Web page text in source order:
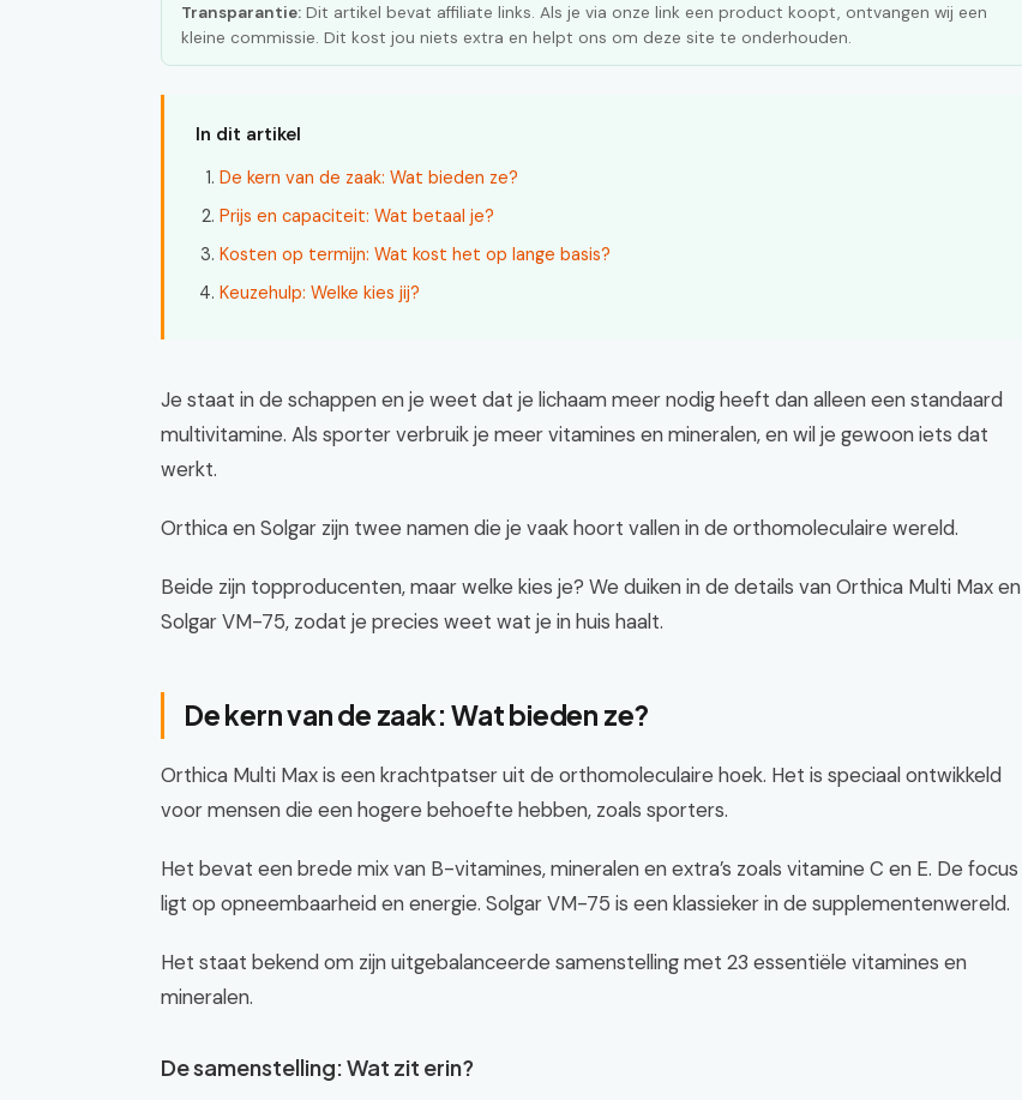
Transparantie: Dit artikel bevat affiliate links. Als je via onze link een product koopt, ontvangen wij een
kleine commissie. Dit kost jou niets extra en helpt ons om deze site te onderhouden.
In dit artikel
De kern van de zaak: Wat bieden ze?
Prijs en capaciteit: Wat betaal je?
Kosten op termijn: Wat kost het op lange basis?
Keuzehulp: Welke kies jij?
Je staat in de schappen en je weet dat je lichaam meer nodig heeft dan alleen een standaard
multivitamine. Als sporter verbruik je meer vitamines en mineralen, en wil je gewoon iets dat
werkt.
Orthica en Solgar zijn twee namen die je vaak hoort vallen in de orthomoleculaire wereld.
Beide zijn topproducenten, maar welke kies je? We duiken in de details van Orthica Multi Max en
Solgar VM-75, zodat je precies weet wat je in huis haalt.
De kern van de zaak: Wat bieden ze?
Orthica Multi Max is een krachtpatser uit de orthomoleculaire hoek. Het is speciaal ontwikkeld
voor mensen die een hogere behoefte hebben, zoals sporters.
Het bevat een brede mix van B-vitamines, mineralen en extra’s zoals vitamine C en E. De focus
ligt op opneembaarheid en energie. Solgar VM-75 is een klassieker in de supplementenwereld.
Het staat bekend om zijn uitgebalanceerde samenstelling met 23 essentiële vitamines en
mineralen.
De samenstelling: Wat zit erin?